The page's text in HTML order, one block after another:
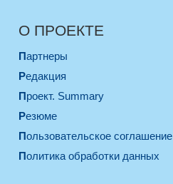
О ПРОЕКТЕ
Партнеры
Редакция
Проект. Summary
Резюме
Пользовательское соглашение
Политика обработки данных